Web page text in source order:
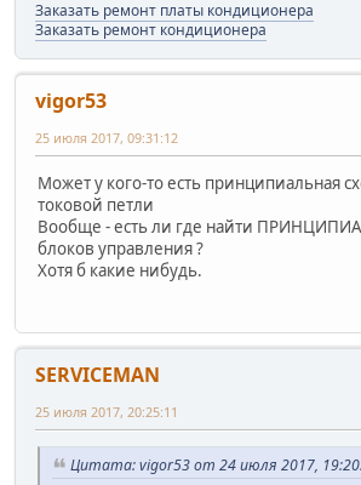
Заказать ремонт платы кондиционера
Заказать ремонт кондиционера
vigor53
25 июля 2017, 09:31:12
Может у кого-то есть принципиальная
токовой петли
Вообще - есть ли где найти
блоков управления ?
Хотя б какие нибудь.
SERVICEMAN
25 июля 2017, 20:25:11
Цитата: vigor53 от 24 июля 2017,